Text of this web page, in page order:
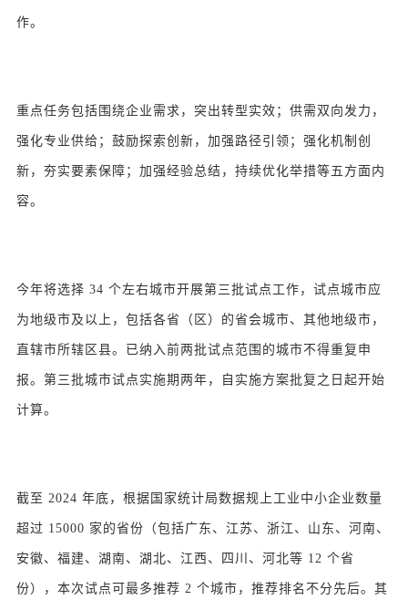
作。
重点任务包括围绕企业需求，突出转型实效；供需双向发力，
强化专业供给；鼓励探索创新，加强路径引领；强化机制创
新，夯实要素保障；加强经验总结，持续优化举措等五方面内
容。
今年将选择 34 个左右城市开展第三批试点工作，试点城市应
为地级市及以上，包括各省（区）的省会城市、其他地级市，
直辖市所辖区县。已纳入前两批试点范围的城市不得重复申
报。第三批城市试点实施期两年，自实施方案批复之日起开始
计算。
截至 2024 年底，根据国家统计局数据规上工业中小企业数量
超过 15000 家的省份（包括广东、江苏、浙江、山东、河南、
安徽、福建、湖南、湖北、江西、四川、河北等 12 个省
份），本次试点可最多推荐 2 个城市，推荐排名不分先后。其